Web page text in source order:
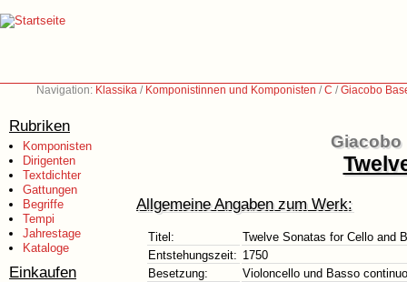
Navigation: Klassika / Komponistinnen und Komponisten /C /Giacobo
Rubriken
Komponisten
Dirigenten
Textdichter
Gattungen
Begriffe
Tempi
Jahrestage
Kataloge
Einkaufen
Giacobo
Allgemeine Angaben zum Werk:
Titel:
Twelve Sonatas for Cello and
Entstehungszeit: 1750
Besetzung:
Violoncello und Basso continuo